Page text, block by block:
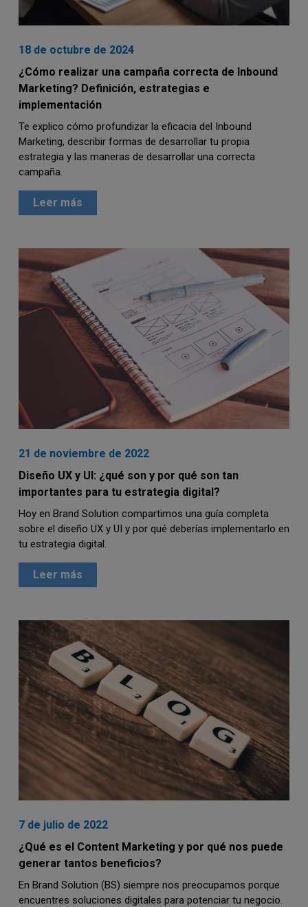
18 de octubre de 2024
¿Cómo realizar una campaña correcta de Inbound
Marketing? Definición, estrategias e
implementación
Te explico cómo profundizar la eficacia del Inbound
Marketing, describir formas de desarrollar tu propia
estrategia y las maneras de desarrollar una correcta
campaña.
Leer más
21 de noviembre de 2022
Diseño UX y UI: ¿qué son y por qué son tan
importantes para tu estrategia digital?
Hoy en Brand Solution compartimos una guía completa
sobre el diseño UX y UI y por qué deberías implementarlo en
tu estrategia digital.
Leer más
7 de julio de 2022
¿Qué es el Content Marketing y por qué nos puede
generar tantos beneficios?
En Brand Solution (BS) siempre nos preocupamos porque
encuentres soluciones digitales para potenciar tu negocio.